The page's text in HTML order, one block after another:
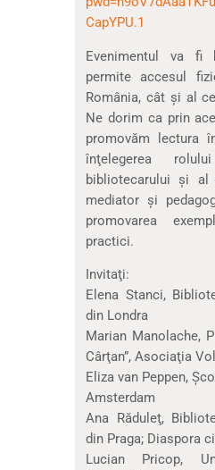
CapYPU.1
Evenimentul va fi
permite accesul
România, cât şi al
Ne dorim ca prin
promovăm lectura
înţelegerea
bibliotecarului şi al
mediator şi
promovarea
practici.
Invitaţi:
Elena Stanci,
din Londra
Marian Manolache,
Cârţan”, Asociaţia
Eliza van Peppen,
Amsterdam
Ana Răduleţ,
din Praga; Diaspora
Lucian Pricop,